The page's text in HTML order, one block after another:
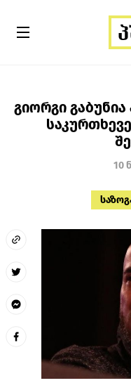
გიორგი
10